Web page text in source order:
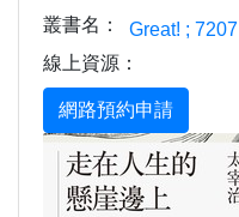
叢書名：
Great! ; 7207
線上資源：